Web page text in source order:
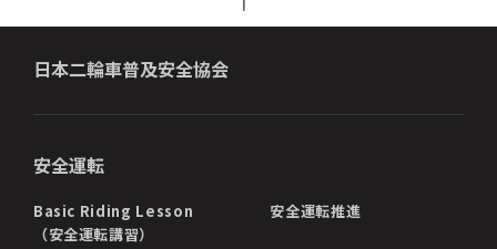
日本二輪車普及安全協会
安全運転
Basic Riding Lesson
（安全運転講習）
安全運転推進